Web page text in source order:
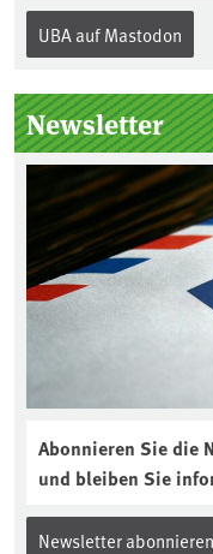
„Recht
Hersteller
technisch
einem
UBA auf Mastodon
Newsletter
Abonnieren Sie die
und bleiben Sie
Newsletter abonnieren